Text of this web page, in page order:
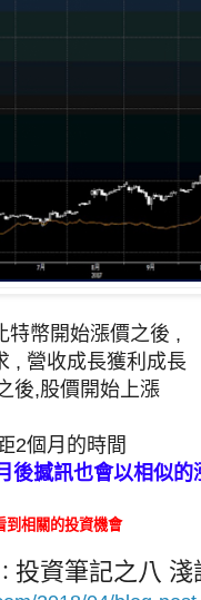
特幣開始漲價之後 ,
, 營收成長獲利成長
後,股價開始上漲
2個月的時間
後撼訊也會以相似的
相關的投資機會
投資筆記之八 淺